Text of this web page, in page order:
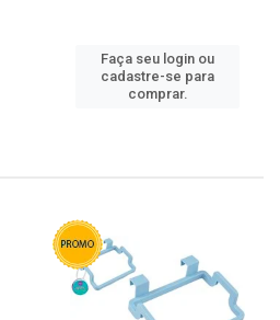
Faça seu login ou
cadastre-se para
comprar.